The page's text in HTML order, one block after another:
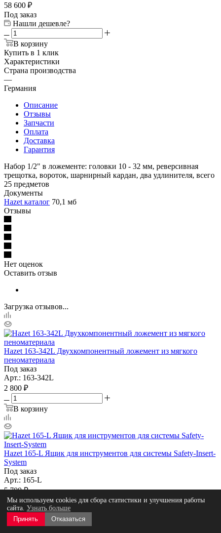
58 600 ₽
Под заказ
Нашли дешевле?
В корзину
Купить в 1 клик
Характеристики
Страна производства
—
Германия
Описание
Отзывы
Запчасти
Оплата
Доставка
Гарантия
Набор 1/2" в ложементе: головки 10 - 32 мм, реверсивная
трещотка, вороток, шарнирный кардан, два удлинителя, всего
25 предметов
Документы
Hazet каталог 70,1 мб
Отзывы
Нет оценок
Оставить отзыв
Загрузка отзывов...
Hazet 163-342L Двухкомпонентный ложемент из мягкого
пеноматериала
Под заказ
Арт.: 163-342L
2 800 ₽
В корзину
Hazet 165-L Ящик для инструментов для системы Safety-Insert-
System
Под заказ
Арт.: 165-L
5 700₽
В корзину
Мы используем cookies для сбора статистики и улучшения работы
сайта. Узнать больше
Принять
Отказаться